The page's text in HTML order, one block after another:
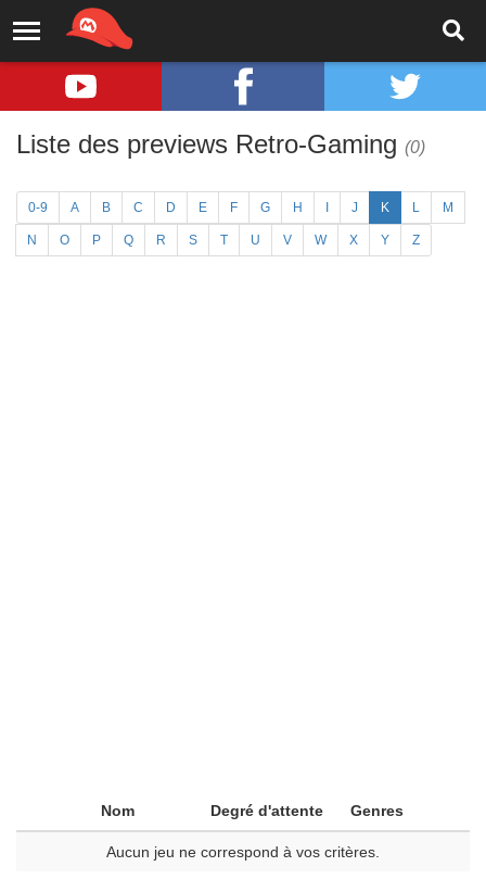
Liste des previews Retro-Gaming (0)
0-9 A B C D E F G H J K L M
N O P Q R S T U V W X Y Z
Nom Degré d'attente Genres
Aucun jeu ne correspond à vos critères.